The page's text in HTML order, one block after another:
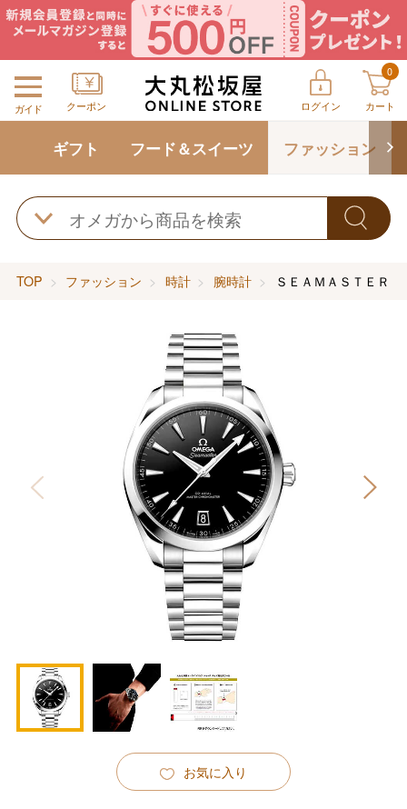
ガイド クーポン ログイン
0
カート
ギフト フード＆スイーツ ファッション
TOP ファッション 時計 腕時計 ＳＥＡＭＡＳＴＥ
お気に入り